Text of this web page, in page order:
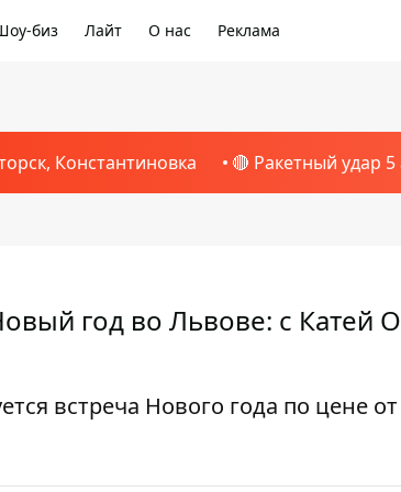
биз Лайт О нас Реклама
Константиновка 🔴 Ракетный удар 5
год во Львове: с Катей
встреча Нового года по цене